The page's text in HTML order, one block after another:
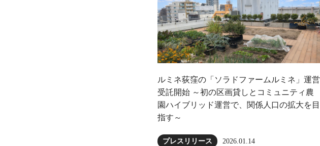
ルミネ荻窪の「ソラドファームルミネ」運営
受託開始 ～初の区画貸しとコミュニティ農
園ハイブリッド運営で、関係人口の拡大を目
指す～
プレスリリース 2026.01.14